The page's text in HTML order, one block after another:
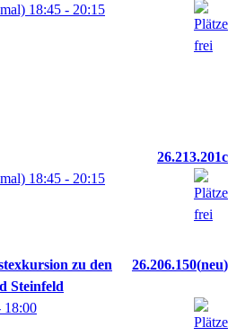
18:45 - 20:15
26.213.201c
18:45 - 20:15
zu den
Steinfeld
26.206.150 neu
18:00